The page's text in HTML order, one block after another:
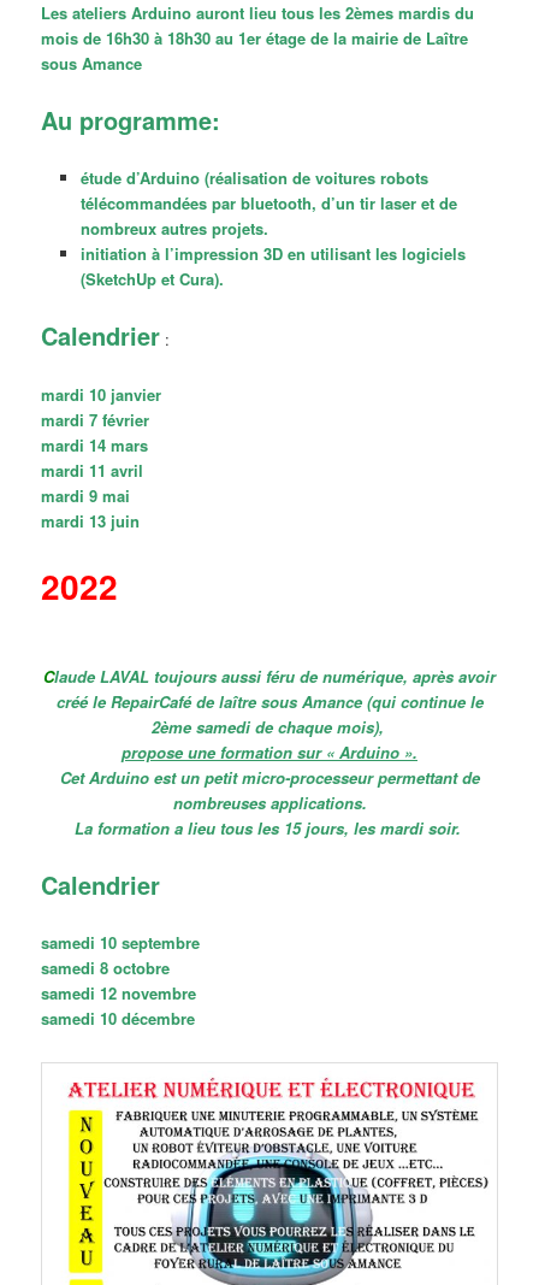
Les ateliers Arduino auront lieu tous les 2èmes mardis du
mois de 16h30 à 18h30 au 1er étage de la mairie de Laître
sous Amance
Au programme:
étude d’Arduino (réalisation de voitures robots
télécommandées par bluetooth, d’un tir laser et de
nombreux autres projets.
initiation à l’impression 3D en utilisant les logiciels
(SketchUp et Cura).
Calendrier :
mardi 10 janvier
mardi 7 février
mardi 14 mars
mardi 11 avril
mardi 9 mai
mardi 13 juin
2022
Claude LAVAL toujours aussi féru de numérique, après avoir
créé le RepairCafé de laître sous Amance (qui continue le
2ème samedi de chaque mois),
propose une formation sur « Arduino ».
Cet Arduino est un petit micro-processeur permettant de
nombreuses applications.
La formation a lieu tous les 15 jours, les mardi soir.
Calendrier
samedi 10 septembre
samedi 8 octobre
samedi 12 novembre
samedi 10 décembre